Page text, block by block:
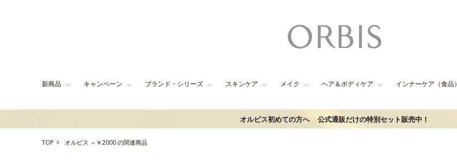
新商品 キャンペーン ブランド・シリーズ スキンケア メイク ヘア＆ボディケア インナーケア（食品）
オルビス初めての方へ 公式通販だけの特別セット販売中！
TOP オルビス ～￥2000の関連商品